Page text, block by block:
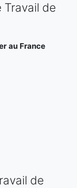
de
au France
de